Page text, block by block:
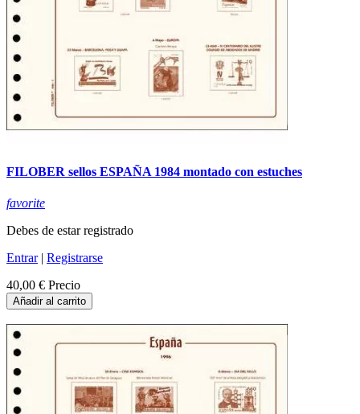
FILOBER sellos ESPAÑA 1984 montado con estuches
favorite
Debes de estar registrado
Entrar| Registrarse
40,00 € Precio
Añadir al carrito